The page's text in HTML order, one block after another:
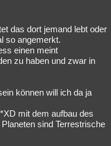
das dort jemand lebt oder
so angemerkt.
einen meint
zu haben und zwar in
können will ich da ja
mit dem aufbau des
sind Terrestrische